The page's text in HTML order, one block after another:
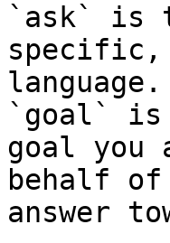
`ask` is
specific,
language.
`goal` is
goal you
behalf
answer